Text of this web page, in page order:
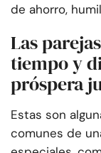
de ahorro,
Las
tiempo y
próspera
Estas son
comunes de